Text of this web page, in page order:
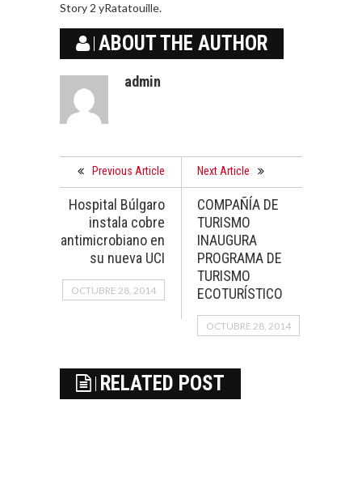
Story 2 yRatatouille.
ABOUT THE AUTHOR
admin
Previous Article
Hospital Búlgaro
instala cobre
antimicrobiano en
su nueva UCI
OCTUBRE 28, 2014
Next Article
COMPAÑÍA DE
TURISMO
INAUGURA
PROGRAMA DE
TURISMO
ECOTURÍSTICO
OCTUBRE 28, 2014
RELATED POST